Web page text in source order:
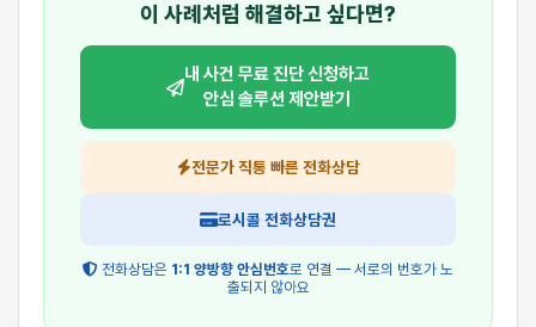
이 사례처럼 해결하고 싶다면?
내 사건 무료 진단 신청하고
안심 솔루션 제안받기
전문가 직통 빠른 전화상담
로시콜 전화상담권
전화상담은 1:1 양방향 안심번호로 연결 — 서로의 번호가 노
출되지 않아요